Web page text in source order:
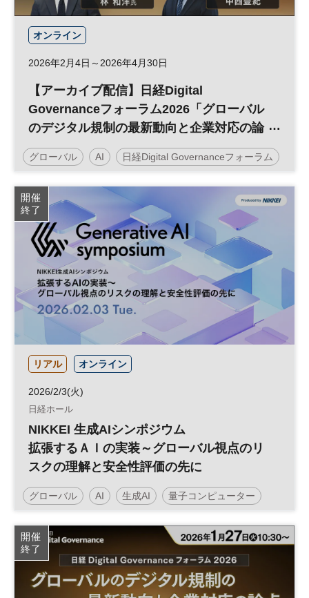
オンライン
2026年2月4日～2026年4月30日
【アーカイブ配信】日経Digital
Governanceフォーラム2026「グローバル
のデジタル規制の最新動向と企業対応の論
点」
グローバル AI 日経Digital Governanceフォーラム
経営戦略
デジタル
開催
終了
リアル オンライン
2026/2/3(火)
日経ホール
NIKKEI 生成AIシンポジウム
拡張するＡＩの実装～グローバル視点のリ
スクの理解と安全性評価の先に
グローバル AI 生成AI 量子コンピューター
DX
開催
終了